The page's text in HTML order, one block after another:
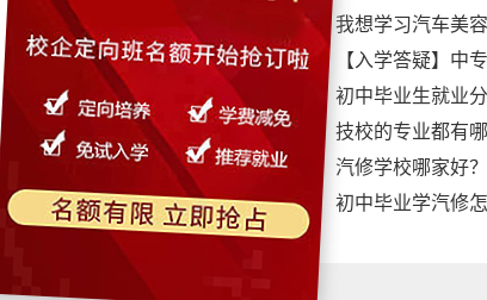
我想学习汽车美
【入学答疑】中
初中毕业生就业
技校的专业都有
汽修学校哪家好
初中毕业学汽修